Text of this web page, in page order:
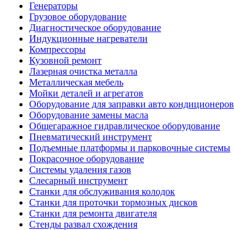
Генераторы
Грузовое оборудование
Диагностическое оборудование
Индукционные нагреватели
Компрессоры
Кузовной ремонт
Лазерная очистка металла
Металлическая мебель
Мойки деталей и агрегатов
Оборудование для заправки авто кондиционеров
Оборудование замены масла
Общегаражное гидравлическое оборудование
Пневматический инструмент
Подъемные платформы и парковочные системы
Покрасочное оборудование
Системы удаления газов
Слесарный инструмент
Станки для обслуживания колодок
Станки для проточки тормозных дисков
Станки для ремонта двигателя
Стенды развал схождения